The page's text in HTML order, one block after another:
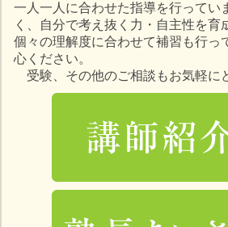
一人一人に合わせた指導を行ってい
く、自分で考え抜く力・自主性を育
個々の理解度に合わせて補習も行っ
心ください。
受験、その他のご相談もお気軽に